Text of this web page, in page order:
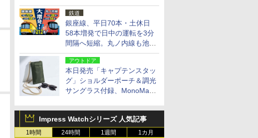
ト含む全270室、ダイニング
も併設
鉄道
銀座線、平日70本・土休日
58本増発で日中の運転を3分
間隔へ短縮。丸ノ内線も池袋
～中野坂上を4分間隔に
アウトドア
本日発売「キャプテンスタッ
グ」ショルダーポーチ＆調光
サングラス付録、MonoMax
Impress Watchシリーズ 人気記事
1時間 24時間 1週間 1カ月